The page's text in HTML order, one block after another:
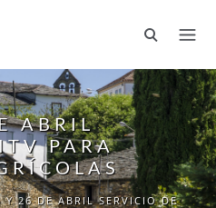
ABRIL
PARA
Y 26 DE ABRIL SERVICIO DE